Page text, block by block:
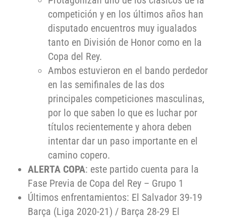
competición y en los últimos años han
disputado encuentros muy igualados
tanto en División de Honor como en la
Copa del Rey.
Ambos estuvieron en el bando perdedor
en las semifinales de las dos
principales competiciones masculinas,
por lo que saben lo que es luchar por
títulos recientemente y ahora deben
intentar dar un paso importante en el
camino copero.
ALERTA COPA: este partido cuenta para la
Fase Previa de Copa del Rey – Grupo 1
Últimos enfrentamientos: El Salvador 39-19
Barça (Liga 2020-21) / Barça 28-29 El